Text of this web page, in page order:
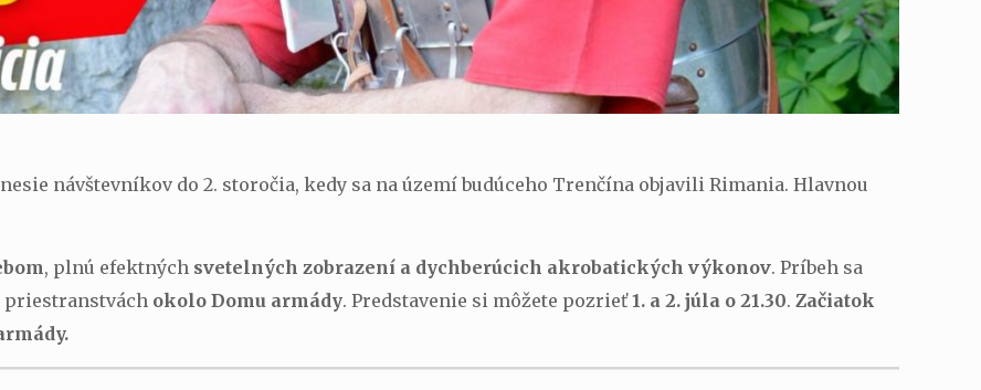
návštevníkov do 2. storočia, kedy sa na území budúceho Trenčína objavili Rimania. Hlavnou
, plnú efektných svetelných zobrazení a dychberúcich akrobatických výkonov. Príbeh sa
priestranstvách okolo Domu armády. Predstavenie si môžete pozrieť1. a 2. júla o 21.30.Začiatok